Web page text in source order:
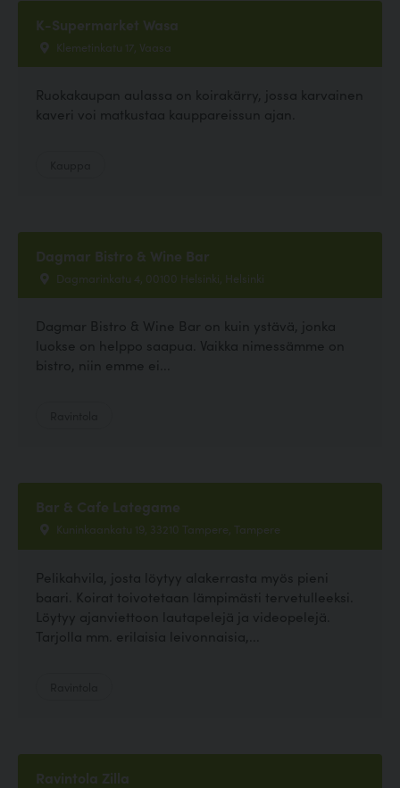
K-Supermarket Wasa
Klemetinkatu 17, Vaasa
Ruokakaupan aulassa on koirakärry, jossa karvainen
kaveri voi matkustaa kauppareissun ajan.
Dagmar Bistro & Wine Bar
Dagmarinkatu 4, 00100 Helsinki, Helsinki
Dagmar Bistro & Wine Bar on kuin ystävä, jonka
luokse on helppo saapua. Vaikka nimessämme on
bistro, niin emme ei...
Bar & Cafe Lategame
Kuninkaankatu 19, 33210 Tampere, Tampere
Pelikahvila, josta löytyy alakerrasta myös pieni
baari. Koirat toivotetaan lämpimästi tervetulleeksi.
Löytyy ajanviettoon lautapelejä ja videopelejä.
Tarjolla mm. erilaisia leivonnaisia,...
Ravintola Zilla